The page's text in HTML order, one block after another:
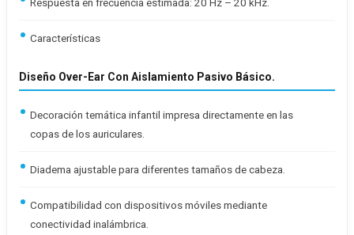
Respuesta en frecuencia estimada: 20 Hz – 20 kHz.
Características
Diseño Over-Ear Con Aislamiento Pasivo Básico.
Decoración temática infantil impresa directamente en las
copas de los auriculares.
Diadema ajustable para diferentes tamaños de cabeza.
Compatibilidad con dispositivos móviles mediante
conectividad inalámbrica.